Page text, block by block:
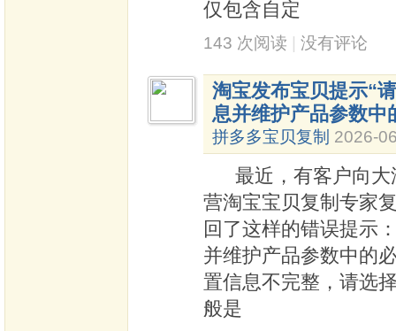
仅包含自定
143 次阅读 没有评论
淘宝发布宝贝提示“
息并维护产品参数中
拼多多宝贝复制 2026-
最近，有客户向大
营淘宝宝贝复制专家
回了这样的错误提示
并维护产品参数中的
置信息不完整，请
般是